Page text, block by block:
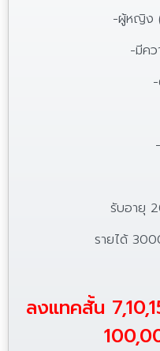
-ผู้หญิง
-มีค
รับอายุ
รายได้
ลงแทคสั้น